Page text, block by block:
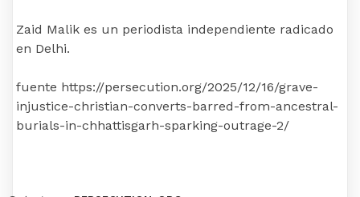
Zaid Malik es un periodista independiente radicado
en Delhi.
fuente https://persecution.org/2025/12/16/grave-
injustice-christian-converts-barred-from-ancestral-
burials-in-chhattisgarh-sparking-outrage-2/